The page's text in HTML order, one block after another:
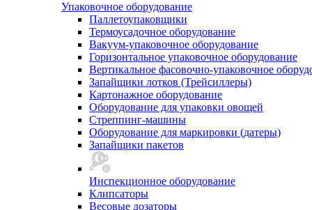
Упаковочное оборудование
Паллетоупаковщики
Термоусадочное оборудование
Вакуум-упаковочное оборудование
Горизонтальное упаковочное оборудование
Вертикальное фасовочно-упаковочное
Запайщики лотков (Трейсиллеры)
Картонажное оборудование
Оборудование для упаковки овощей
Стреппинг-машины
Оборудование для маркировки (датеры)
Запайщики пакетов
Инспекционное оборудование
Клипсаторы
Весовые дозаторы